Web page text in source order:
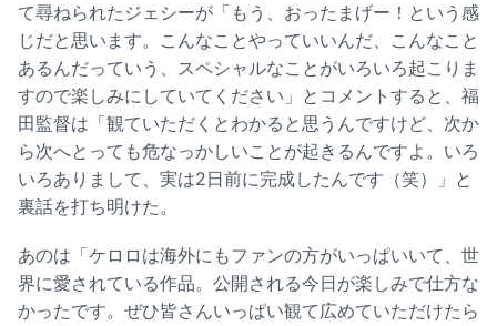
て尋ねられたジェシーが「もう、おったまげー！という感
じだと思います。こんなことやっていいんだ、こんなこと
あるんだっていう、スペシャルなことがいろいろ起こりま
すので楽しみにしていてください」とコメントすると、福
田監督は「観ていただくとわかると思うんですけど、次か
ら次へとっても危なっかしいことが起きるんですよ。いろ
いろありまして、実は2日前に完成したんです（笑）」と
裏話を打ち明けた。
あのは「ケロロは海外にもファンの方がいっぱいいて、世
界に愛されている作品。公開される今日が楽しみで仕方な
かったです。ぜひ皆さんいっぱい観て広めていただけたら